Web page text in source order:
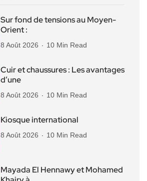
Sur fond de tensions au Moyen-
Orient :
8 Août 2026 10 Min Read
Cuir et chaussures : Les avantages
d’une
8 Août 2026 10 Min Read
Kiosque international
8 Août 2026 10 Min Read
Mayada El Hennawy et Mohamed